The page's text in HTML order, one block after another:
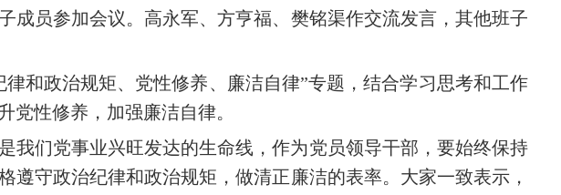
成员参加会议。高永军、方亨福、樊铭渠作交流发言，其他班子
律和政治规矩、党性修养、廉洁自律”专题，结合学习思考和工作
党性修养，加强廉洁自律。
我们党事业兴旺发达的生命线，作为党员领导干部，要始终保持
遵守政治纪律和政治规矩，做清正廉洁的表率。大家一致表示，